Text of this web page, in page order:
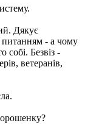
Дякує
питанням - а чому
собі. Безвіз -
ветеранів,